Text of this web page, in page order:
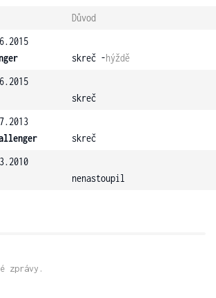
Důvod
skreč -hýždě
skreč
skreč
nenastoupil
zprávy.